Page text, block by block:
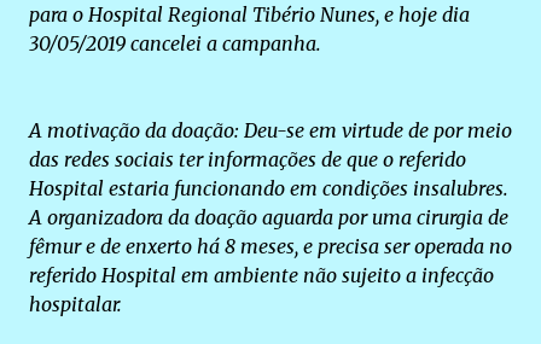
para o Hospital Regional Tibério Nunes, e hoje dia
30/05/2019 cancelei a campanha.
A motivação da doação: Deu-se em virtude de por meio
das redes sociais ter informações de que o referido
Hospital estaria funcionando em condições insalubres.
A organizadora da doação aguarda por uma cirurgia de
fêmur e de enxerto há 8 meses, e precisa ser operada no
referido Hospital em ambiente não sujeito a infecção
hospitalar.